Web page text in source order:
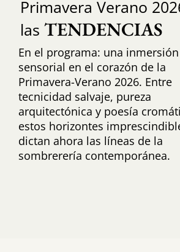
Primavera Verano
las TENDENCIAS
En el programa: una inmersión
sensorial en el corazón de la
Primavera-Verano 2026. Entre
tecnicidad salvaje, pureza
arquitectónica y poesía
estos horizontes
dictan ahora las líneas de la
sombrerería contemporánea.